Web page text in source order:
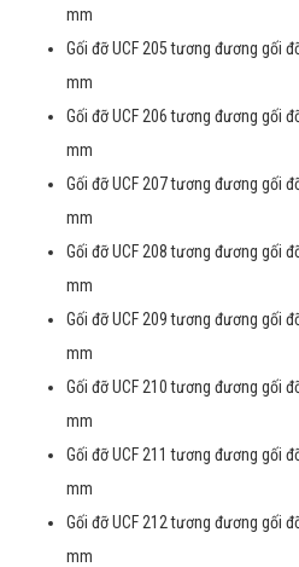
mm
Gối đỡ UCF 205 tương đương gối
mm
Gối đỡ UCF 206 tương đương gối
mm
Gối đỡ UCF 207 tương đương gối
mm
Gối đỡ UCF 208 tương đương gối
mm
Gối đỡ UCF 209 tương đương gối
mm
Gối đỡ UCF 210 tương đương gối
mm
Gối đỡ UCF 211 tương đương gối
mm
Gối đỡ UCF 212 tương đương gối
mm